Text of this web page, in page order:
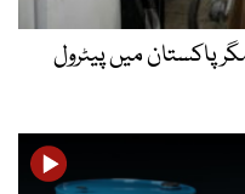
پاکستان میں پیٹرول